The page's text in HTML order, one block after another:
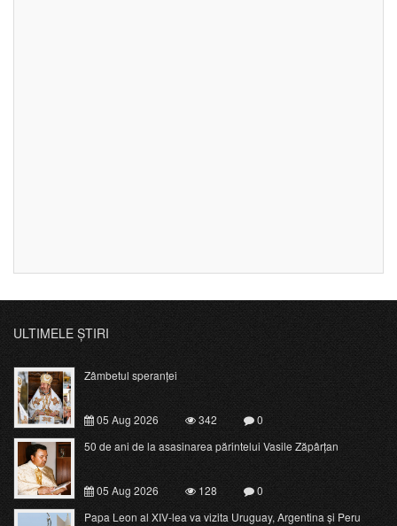
ULTIMELE ȘTIRI
Zâmbetul speranței
05 Aug 2026 342
0
50 de ani de la asasinarea părintelui Vasile Zăpârțan
05 Aug 2026 128
0
Papa Leon al XIV-lea va vizita Uruguay, Argentina și Peru